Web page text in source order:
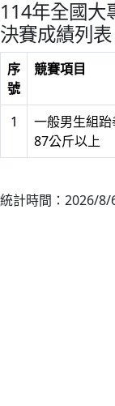
114年全國大
決賽成績列表
序
號
競賽項目
1
一般男生組
87公斤以上
統計時間：2026/8/